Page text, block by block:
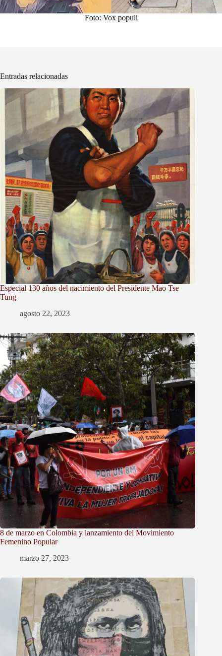
Foto: Vox populi
Entradas relacionadas
Especial 130 años del nacimiento del Presidente Mao Tse
Tung
agosto 22, 2023
8 de marzo en Colombia y lanzamiento del Movimiento
Femenino Popular
marzo 27, 2023